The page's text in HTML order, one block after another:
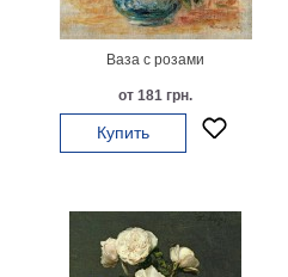
Ваза с розами
от 181 грн.
Купить